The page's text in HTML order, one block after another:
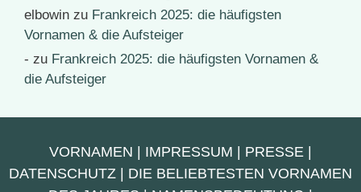
elbowin zu Frankreich 2025: die häufigsten
Vornamen & die Aufsteiger
- zu Frankreich 2025: die häufigsten Vornamen &
die Aufsteiger
VORNAMEN IMPRESSUM PRESSE
DATENSCHUTZ
DIE BELIEBTESTEN VORNAMEN